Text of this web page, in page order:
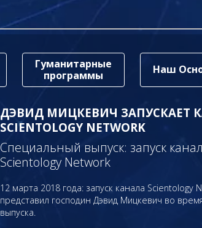
Гуманитарные
программы
Наш
ДЭВИД МИЦКЕВИЧ ЗАПУСКАЕТ
SCIENTOLOGY NETWORK
Специальный выпуск: запуск
Scientology Network
12 марта 2018 года: запуск канала Scientology
представил господин Дэвид Мицкевич во
выпуска.